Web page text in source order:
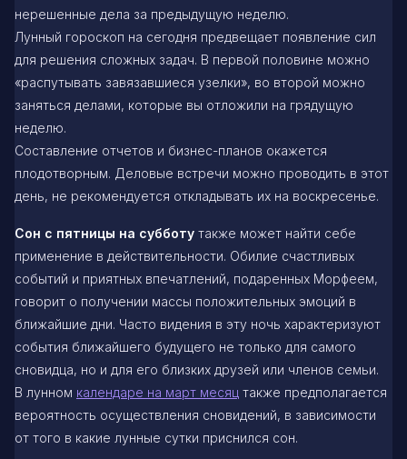
нерешенные дела за предыдущую неделю.
Лунный гороскоп на сегодня предвещает появление сил
для решения сложных задач. В первой половине можно
«распутывать завязавшиеся узелки», во второй можно
заняться делами, которые вы отложили на грядущую
неделю.
Составление отчетов и бизнес-планов окажется
плодотворным. Деловые встречи можно проводить в этот
день, не рекомендуется откладывать их на воскресенье.
Сон с пятницы на субботу также может найти себе
применение в действительности. Обилие счастливых
событий и приятных впечатлений, подаренных Морфеем,
говорит о получении массы положительных эмоций в
ближайшие дни. Часто видения в эту ночь характеризуют
события ближайшего будущего не только для самого
сновидца, но и для его близких друзей или членов семьи.
В лунном календаре на март месяц также предполагается
вероятность осуществления сновидений, в зависимости
от того в какие лунные сутки приснился сон.